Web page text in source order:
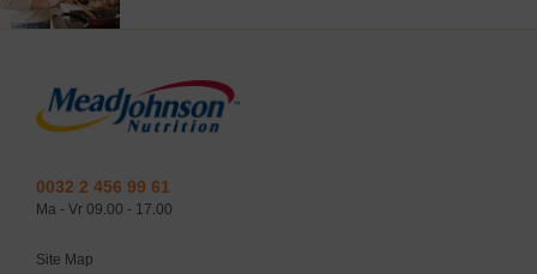
zodoende goed te leren kauwen
0032 2 456 99 61
Ma - Vr 09.00 - 17.00
Site Map